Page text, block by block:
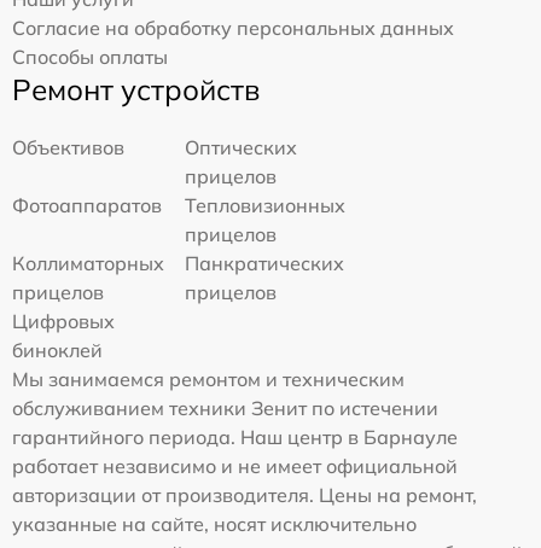
Согласие на обработку персональных данных
Способы оплаты
Ремонт устройств
Объективов
Оптических
прицелов
Фотоаппаратов
Тепловизионных
прицелов
Коллиматорных
прицелов
Панкратических
прицелов
Цифровых
биноклей
Мы занимаемся ремонтом и техническим
обслуживанием техники Зенит по истечении
гарантийного периода. Наш центр в Барнауле
работает независимо и не имеет официальной
авторизации от производителя. Цены на ремонт,
указанные на сайте, носят исключительно